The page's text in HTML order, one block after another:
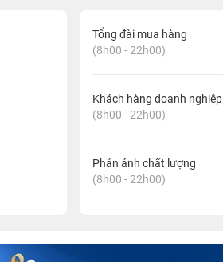
Tổng đài mua hàng
(8h00 - 22h00)
Khách hàng doanh nghiệp
(8h00 - 22h00)
Phản ánh chất lượng
(8h00 - 22h00)